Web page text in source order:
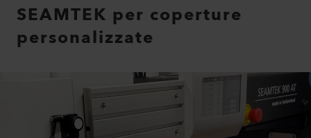
SEAMTEK per coperture
personalizzate